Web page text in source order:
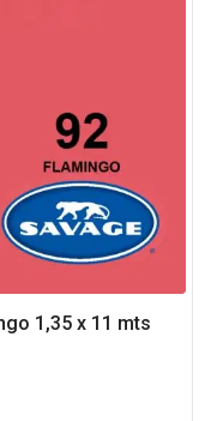
1,35 x 11 mts